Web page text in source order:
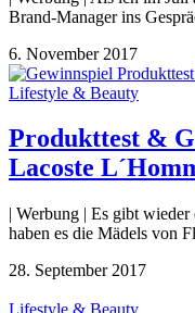
Brand-Manager ins
6. November 2017
Lifestyle & Beauty
Produkttest &
Lacoste
| Werbung | Es gibt
haben es die Mädels von
28. September 2017